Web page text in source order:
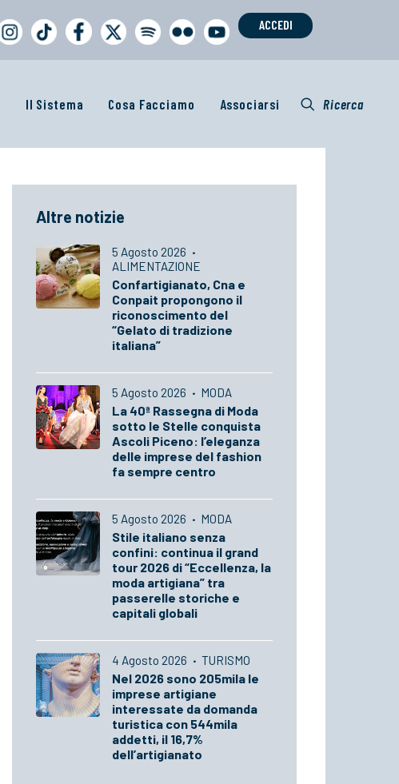
ACCEDI
Il Sistema Cosa Facciamo Associarsi Ricerca
Altre notizie
5 Agosto 2026 ·
ALIMENTAZIONE
Confartigianato, Cna e
Conpait propongono il
riconoscimento del
“Gelato di tradizione
italiana”
5 Agosto 2026 · MODA
La 40ª Rassegna di Moda
sotto le Stelle conquista
Ascoli Piceno: l’eleganza
delle imprese del fashion
fa sempre centro
5 Agosto 2026 · MODA
Stile italiano senza
confini: continua il grand
tour 2026 di “Eccellenza, la
moda artigiana” tra
passerelle storiche e
capitali globali
4 Agosto 2026 · TURISMO
Nel 2026 sono 205mila le
imprese artigiane
interessate da domanda
turistica con 544mila
addetti, il 16,7%
dell’artigianato